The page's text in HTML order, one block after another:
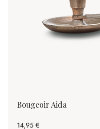
Bougeoir Aida
14,95 €